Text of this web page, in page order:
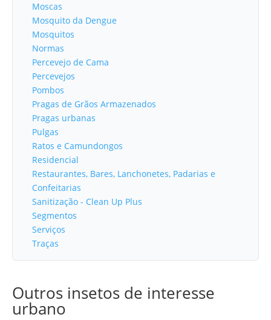
Moscas
Mosquito da Dengue
Mosquitos
Normas
Percevejo de Cama
Percevejos
Pombos
Pragas de Grãos Armazenados
Pragas urbanas
Pulgas
Ratos e Camundongos
Residencial
Restaurantes, Bares, Lanchonetes, Padarias e
Confeitarias
Sanitização - Clean Up Plus
Segmentos
Serviços
Traças
Outros insetos de interesse
urbano